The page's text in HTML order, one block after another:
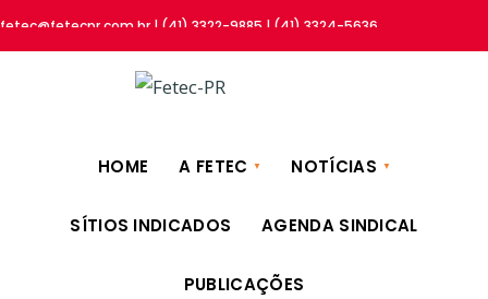
fetec@fetecpr.com.br | (41) 3322-9885 | (41) 3324-5636
HOME A FETEC NOTÍCIAS
SÍTIOS INDICADOS AGENDA SINDICAL
PUBLICAÇÕES